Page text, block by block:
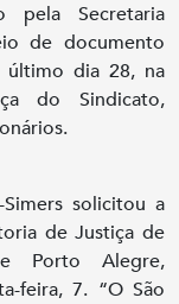
pela Secretaria
de documento
último dia 28, na
do Sindicato,
solicitou a
de Justiça de
Porto Alegre,
feira, 7. “O São